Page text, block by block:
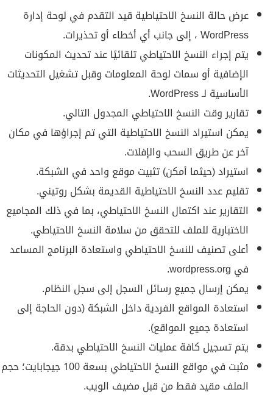
عرض حالة النسخ الاحتياطية قيد التقدم في لوحة إدارة
WordPress ، إلى جانب أي أخطاء أو تحذيرات.
يتم إجراء النسخ الاحتياطي تلقائيًا عند تحديث المكونات
الإضافية أو سمات لوحة المعلومات وقبل تشغيل التحديثات
الأساسية لـ WordPress.
تقارير وقت النسخ الاحتياطي المجدول التالي.
يمكن استيراد النسخ الاحتياطية التي تم إجراؤها في مكان
آخر عن طريق السحب والإفلات.
استيراد (حيثما أمكن) تثبيت موقع واحد في الشبكة.
تقليم عدد النسخ الاحتياطية القديمة بشكل روتيني.
التقارير عند اكتمال النسخ الاحتياطي، بما في ذلك المجاميع
الاختبارية للملف للتحقق من سلامة النسخ الاحتياطي.
أعلى تصنيف للنسخ الاحتياطي واستعادة البرنامج المساعد
في wordpress.org.
يمكن إرسال جميع رسائل السجل إلى سجل النظام.
استعادة المواقع الفردية داخل الشبكة (دون الحاجة إلى
استعادة جميع المواقع).
يتم تسجيل كافة عمليات النسخ الاحتياطي بدقة.
مثبت في مواقع النسخ الاحتياطي بسعة 100 جيجابايت؛ حجم
الملف مقيد فقط من قبل مضيف الويب.